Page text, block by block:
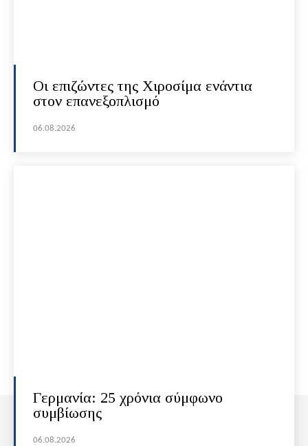
Οι επιζώντες της Χιροσίμα ενάντια
στον επανεξοπλισμό
06.08.2026
Γερμανία: 25 χρόνια σύμφωνο
συμβίωσης
06.08.2026